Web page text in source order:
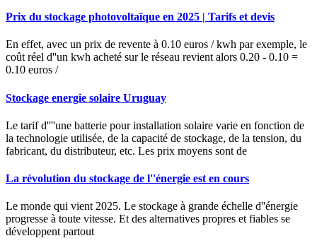
Prix du stockage photovoltaïque en 2025 | Tarifs et devis
En effet, avec un prix de revente à 0.10 euros / kwh par exemple, le
coût réel d''un kwh acheté sur le réseau revient alors 0.20 - 0.10 =
0.10 euros /
Stockage energie solaire Uruguay
Le tarif d''''une batterie pour installation solaire varie en fonction de
la technologie utilisée, de la capacité de stockage, de la tension, du
fabricant, du distributeur, etc. Les prix moyens sont de
La révolution du stockage de l''énergie est en cours
Le monde qui vient 2025. Le stockage à grande échelle d''énergie
progresse à toute vitesse. Et des alternatives propres et fiables se
développent partout